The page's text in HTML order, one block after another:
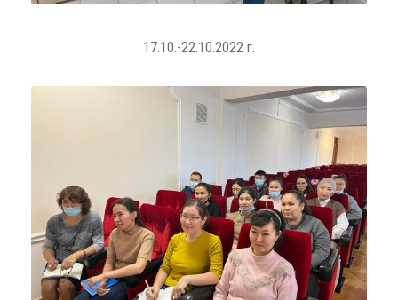
17.10.-22.10.2022 г.